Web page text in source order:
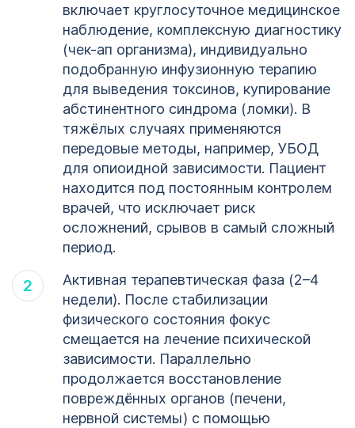
включает круглосуточное медицинское
наблюдение, комплексную диагностику
(чек-ап организма), индивидуально
подобранную инфузионную терапию
для выведения токсинов, купирование
абстинентного синдрома (ломки). В
тяжёлых случаях применяются
передовые методы, например, УБОД
для опиоидной зависимости. Пациент
находится под постоянным контролем
врачей, что исключает риск
осложнений, срывов в самый сложный
период.
Активная терапевтическая фаза (2–4
недели). После стабилизации
физического состояния фокус
смещается на лечение психической
зависимости. Параллельно
продолжается восстановление
повреждённых органов (печени,
нервной системы) с помощью